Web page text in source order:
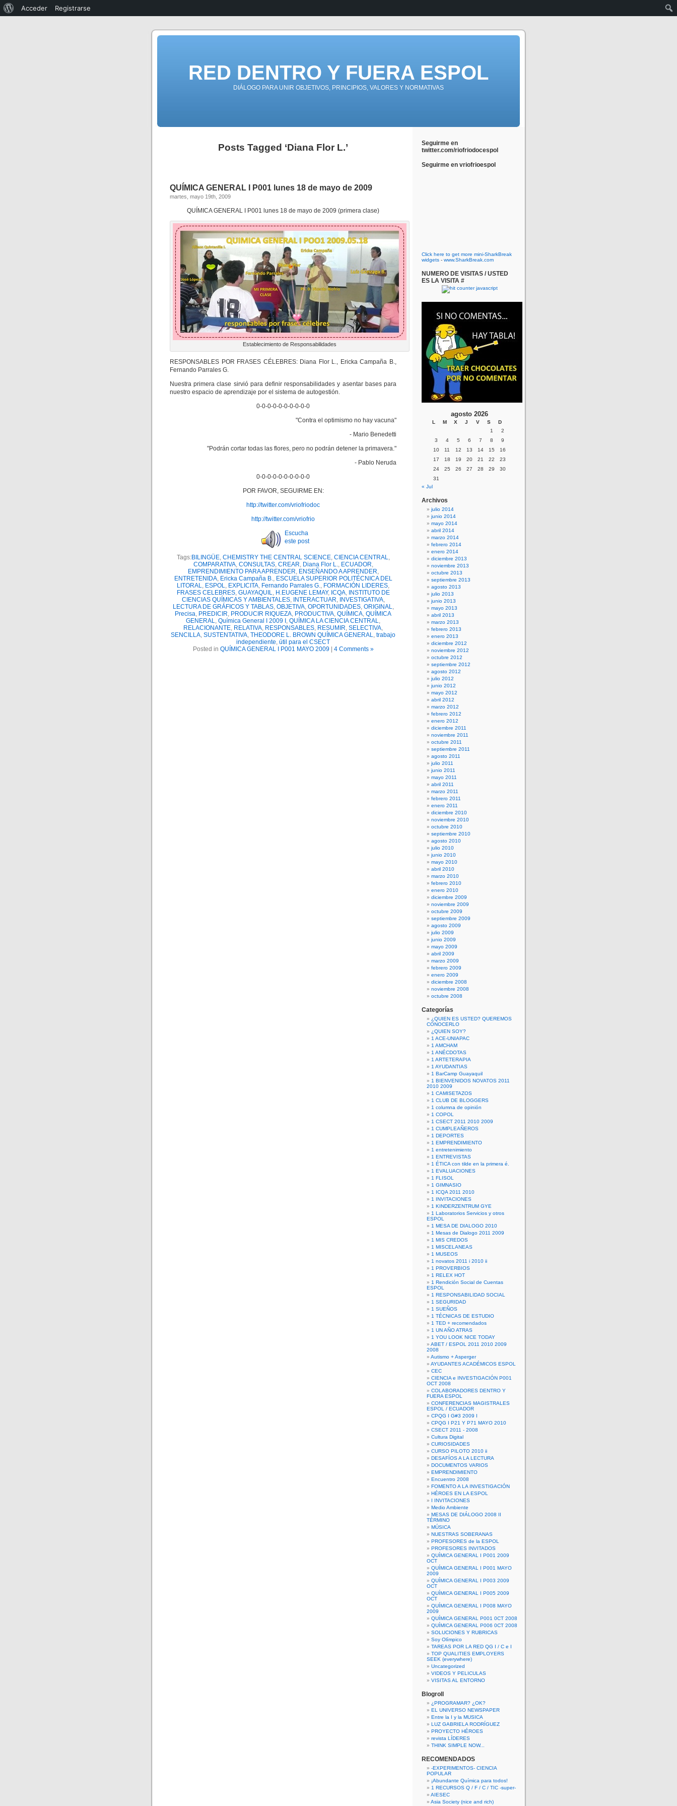
RED DENTRO Y FUERA ESPOL
DIÁLOGO PARA UNIR OBJETIVOS, PRINCIPIOS, VALORES Y NORMATIVAS
Posts Tagged ‘Diana Flor L.’
QUÍMICA GENERAL I P001 lunes 18 de mayo de 2009
martes, mayo 19th, 2009
QUÍMICA GENERAL I P001 lunes 18 de mayo de 2009 (primera clase)
Establecimiento de Responsabilidades
RESPONSABLES POR FRASES CÉLEBRES: Diana Flor L., Ericka Campaña B.,
Fernando Parrales G.
Nuestra primera clase sirvió para definir responsabilidades y asentar bases para
nuestro espacio de aprendizaje por el sistema de autogestión.
0-0-0-0-0-0-0-0-0-0
"Contra el optimismo no hay vacuna"
- Mario Benedetti
"Podrán cortar todas las flores, pero no podrán detener la primavera."
- Pablo Neruda
0-0-0-0-0-0-0-0-0-0
POR FAVOR, SEGUIRME EN:
http://twitter.com/vriofriodoc
http://twitter.com/vriofrio
Escucha
este post
Tags:BILINGÜE, CHEMISTRY THE CENTRAL SCIENCE, CIENCIA CENTRAL,
COMPARATIVA, CONSULTAS, CREAR, Diana Flor L., ECUADOR,
EMPRENDIMIENTO PARA APRENDER, ENSEÑANDO A APRENDER,
ENTRETENIDA, Ericka Campaña B., ESCUELA SUPERIOR POLITÉCNICA DEL
LITORAL, ESPOL, EXPLICITA, Fernando Parrales G., FORMACIÓN LIDERES,
FRASES CELEBRES, GUAYAQUIL, H.EUGENE LEMAY, ICQA, INSTITUTO DE
CIENCIAS QUÍMICAS Y AMBIENTALES, INTERACTUAR, INVESTIGATIVA,
LECTURA DE GRÁFICOS Y TABLAS, OBJETIVA, OPORTUNIDADES, ORIGINAL,
Precisa, PREDICIR, PRODUCIR RIQUEZA, PRODUCTIVA, QUÍMICA, QUÍMICA
GENERAL, Química General I 2009 I , QUÍMICA LA CIENCIA CENTRAL,
RELACIONANTE, RELATIVA, RESPONSABLES, RESUMIR, SELECTIVA,
SENCILLA, SUSTENTATIVA, THEODORE L. BROWN QUÍMICA GENERAL, trabajo
independiente, útil para el CSECT
Posted in QUÍMICA GENERAL I P001 MAYO 2009| 4 Comments »
Seguirme en
twitter.com/riofriodocespol
Seguirme en vriofrioespol
Click here to get more mini-SharkBreak
widgets - www.SharkBreak.com
NUMERO DE VISITAS / USTED
ES LA VISITA #
agosto 2026
L M X J V S
D
1
2
3
4 5 6 7 8
9
10
11 12 13 14 15
16
17
18 19 20 21 22
23
24
25 26 27 28 29
30
31
« Jul
Archivos
julio 2014
junio 2014
mayo 2014
abril 2014
marzo 2014
febrero 2014
enero 2014
diciembre 2013
noviembre 2013
octubre 2013
septiembre 2013
agosto 2013
julio 2013
junio 2013
mayo 2013
abril 2013
marzo 2013
febrero 2013
enero 2013
diciembre 2012
noviembre 2012
octubre 2012
septiembre 2012
agosto 2012
julio 2012
junio 2012
mayo 2012
abril 2012
marzo 2012
febrero 2012
enero 2012
diciembre 2011
noviembre 2011
octubre 2011
septiembre 2011
agosto 2011
julio 2011
junio 2011
mayo 2011
abril 2011
marzo 2011
febrero 2011
enero 2011
diciembre 2010
noviembre 2010
octubre 2010
septiembre 2010
agosto 2010
julio 2010
junio 2010
mayo 2010
abril 2010
marzo 2010
febrero 2010
enero 2010
diciembre 2009
noviembre 2009
octubre 2009
septiembre 2009
agosto 2009
julio 2009
junio 2009
mayo 2009
abril 2009
marzo 2009
febrero 2009
enero 2009
diciembre 2008
noviembre 2008
octubre 2008
Categorías
¿QUIEN ES USTED? QUEREMOS
CONOCERLO
¿QUIEN SOY?
1 ACE-UNIAPAC
1 AMCHAM
1 ANÉCDOTAS
1 ARTETERAPIA
1 AYUDANTIAS
1 BarCamp Guayaquil
1 BIENVENIDOS NOVATOS 2011
2010 2009
1 CAMISETAZOS
1 CLUB DE BLOGGERS
1 columna de opinión
1 COPOL
1 CSECT 2011 2010 2009
1 CUMPLEAÑEROS
1 DEPORTES
1 EMPRENDIMIENTO
1 entretenimiento
1 ENTREVISTAS
1 ÉTICA con tilde en la primera é.
1 EVALUACIONES
1 FLISOL
1 GIMNASIO
1 ICQA 2011 2010
1 INVITACIONES
1 KINDERZENTRUM GYE
1 Laboratorios Servicios y otros
ESPOL
1 MESA DE DIALOGO 2010
1 Mesas de Dialogo 2011 2009
1 MIS CREDOS
1 MISCELANEAS
1 MUSEOS
1 novatos 2011 i 2010 ii
1 PROVERBIOS
1 RELEX HOT
1 Rendición Social de Cuentas
ESPOL
1 RESPONSABILIDAD SOCIAL
1 SEGURIDAD
1 SUEÑOS
1 TÉCNICAS DE ESTUDIO
1 TED + recomendados
1 UN AÑO ATRAS
1 YOU LOOK NICE TODAY
ABET / ESPOL 2011 2010 2009
2008
Autismo + Asperger
AYUDANTES ACADÉMICOS ESPOL
CEC
CIENCIA e INVESTIGACIÓN P001
OCT 2008
COLABORADORES DENTRO Y
FUERA ESPOL
CONFERENCIAS MAGISTRALES
ESPOL / ECUADOR
CPQG I G#3 2009 I
CPQG I P21 Y P71 MAYO 2010
CSECT 2011 - 2008
Cultura Digital
CURIOSIDADES
CURSO PILOTO 2010 ii
DESAFÍOS A LA LECTURA
DOCUMENTOS VARIOS
EMPRENDIMIENTO
Encuentro 2008
FOMENTO A LA INVESTIGACIÓN
HÉROES EN LA ESPOL
I INVITACIONES
Medio Ambiente
MESAS DE DIÁLOGO 2008 II
TÉRMINO
MÚSICA
NUESTRAS SOBERANAS
PROFESORES de la ESPOL
PROFESORES INVITADOS
QUÍMICA GENERAL I P001 2009
OCT
QUÍMICA GENERAL I P001 MAYO
2009
QUÍMICA GENERAL I P003 2009
OCT
QUÍMICA GENERAL I P005 2009
OCT
QUÍMICA GENERAL I P008 MAYO
2009
QUÍMICA GENERAL P001 0CT 2008
QUÍMICA GENERAL P006 0CT 2008
SOLUCIONES Y RUBRICAS
Soy Olímpico
TAREAS POR LA RED QG I / C e I
TOP QUALITIES EMPLOYERS
SEEK (everywhere)
Uncategorized
VIDEOS Y PELICULAS
VISITAS AL ENTORNO
Blogroll
¿PROGRAMAR? ¿OK?
EL UNIVERSO NEWSPAPER
Entre la I y la MUSICA
LUZ GABRIELA RODRÍGUEZ
PROYECTO HÉROES
revista LÍDERES
THINK SIMPLE NOW...
RECOMENDADOS
-EXPERIMENTOS- CIENCIA
POPULAR
¡Abundante Química para todos!
1 RECURSOS Q / F / C / TIC -super-
AIESEC
Asia Society (nice and rich)
Acceder Registrarse